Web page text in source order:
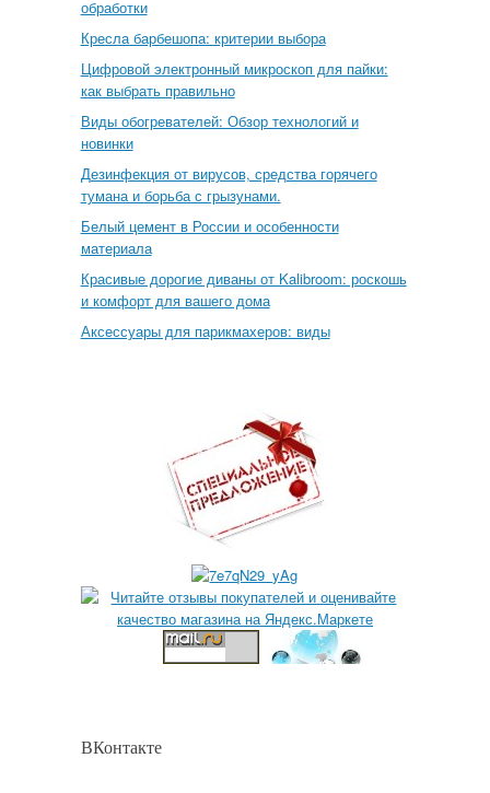
обработки
Кресла барбешопа: критерии выбора
Цифровой электронный микроскоп для пайки:
как выбрать правильно
Виды обогревателей: Обзор технологий и
новинки
Дезинфекция от вирусов, средства горячего
тумана и борьба с грызунами.
Белый цемент в России и особенности
материала
Красивые дорогие диваны от Kalibroom: роскошь
и комфорт для вашего дома
Аксессуары для парикмахеров: виды
ВКонтакте